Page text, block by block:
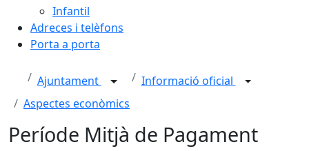
Infantil
Adreces i telèfons
Porta a porta
Ajuntament
Informació oficial
Aspectes econòmics
Període Mitjà de Pagament